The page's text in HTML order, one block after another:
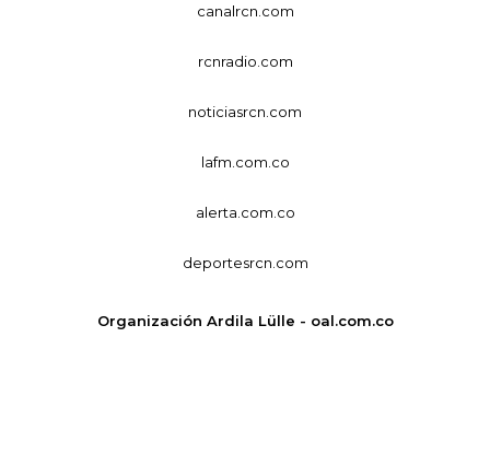
canalrcn.com
rcnradio.com
noticiasrcn.com
lafm.com.co
alerta.com.co
deportesrcn.com
Organización Ardila Lülle - oal.com.co